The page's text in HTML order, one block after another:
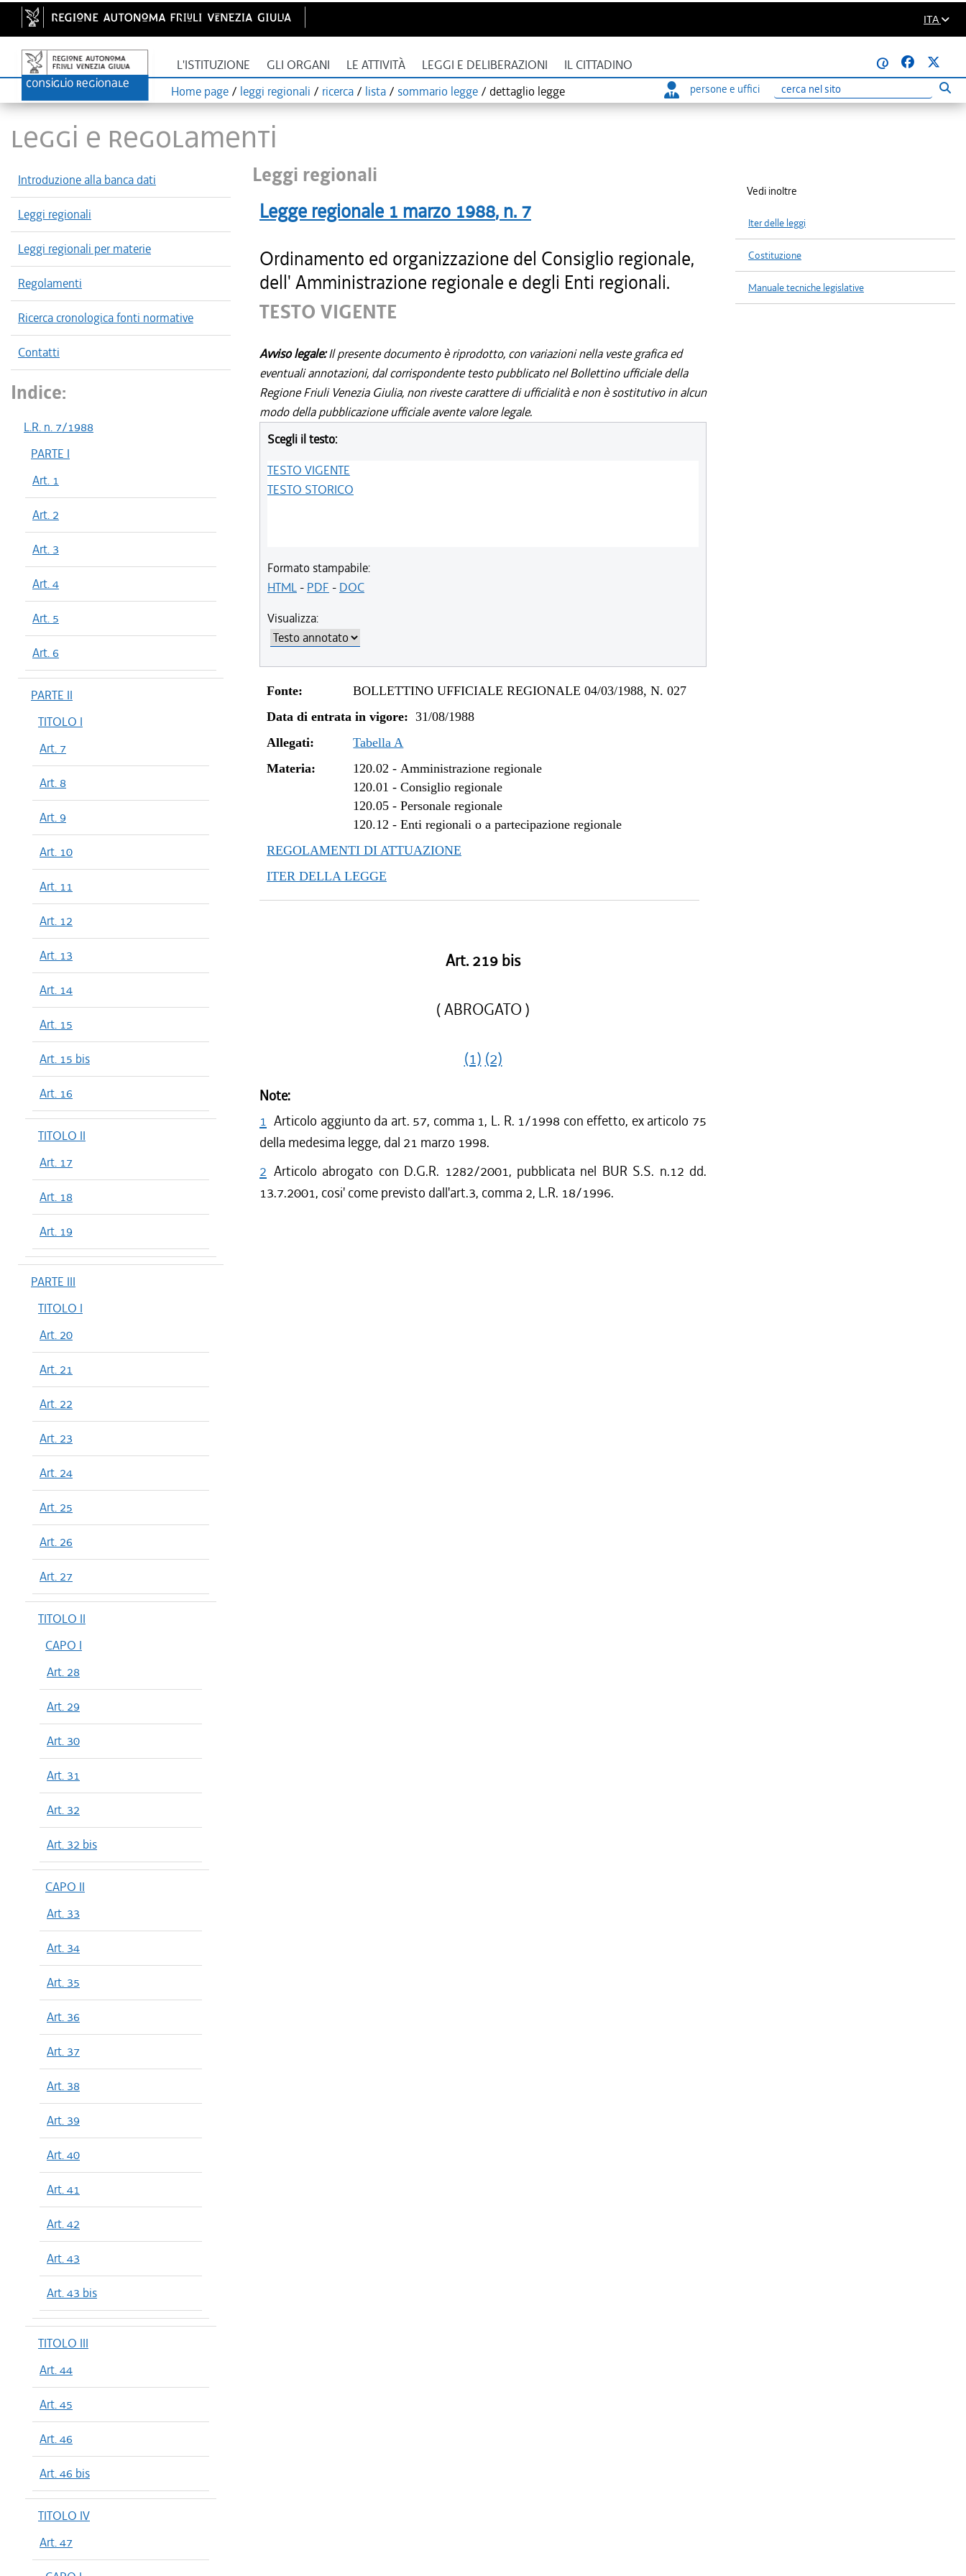
ITA
L'ISTITUZIONE GLI ORGANI LE ATTIVITÀ LEGGI E DELIBERAZIONI IL CITTADINO
@
Home page / leggi regionali / ricerca / lista / sommario legge / dettaglio legge persone e uffici
Ricerca
LEGGI E REGOLAMENTI
Introduzione alla banca dati
Leggi regionali
Leggi regionali per materie
Regolamenti
Ricerca cronologica fonti normative
Contatti
Indice:
L.R. n. 7/1988
PARTE I
Art. 1
Art. 2
Art. 3
Art. 4
Art. 5
Art. 6
PARTE II
TITOLO I
Art. 7
Art. 8
Art. 9
Art. 10
Art. 11
Art. 12
Art. 13
Art. 14
Art. 15
Art. 15 bis
Art. 16
TITOLO II
Art. 17
Art. 18
Art. 19
PARTE III
TITOLO I
Art. 20
Art. 21
Art. 22
Art. 23
Art. 24
Art. 25
Art. 26
Art. 27
TITOLO II
CAPO I
Art. 28
Art. 29
Art. 30
Art. 31
Art. 32
Art. 32 bis
CAPO II
Art. 33
Art. 34
Art. 35
Art. 36
Art. 37
Art. 38
Art. 39
Art. 40
Art. 41
Art. 42
Art. 43
Art. 43 bis
TITOLO III
Art. 44
Art. 45
Art. 46
Art. 46 bis
TITOLO IV
Art. 47
Leggi regionali
Legge regionale 1 marzo 1988, n. 7
Ordinamento ed organizzazione del Consiglio regionale,
dell' Amministrazione regionale e degli Enti regionali.
TESTO VIGENTE
Avviso legale:Il presente documento è riprodotto, con variazioni nella veste grafica ed
eventuali annotazioni, dal corrispondente testo pubblicato nel Bollettino ufficiale della
Regione Friuli Venezia Giulia, non riveste carattere di ufficialità e non è sostitutivo in alcun
modo della pubblicazione ufficiale avente valore legale.
Scegli il testo:
TESTO VIGENTE
TESTO STORICO
Formato stampabile:
HTML- PDF - DOC
Visualizza:
Fonte:
BOLLETTINO UFFICIALE REGIONALE 04/03/1988, N. 027
Data di entrata in vigore: 31/08/1988
Allegati:
Tabella A
Materia:
120.02 -Amministrazione regionale
120.01 -Consiglio regionale
120.05 -Personale regionale
120.12 -Enti regionali o a partecipazione regionale
REGOLAMENTI DI ATTUAZIONE
ITER DELLA LEGGE
Art. 219 bis
( ABROGATO )
(1) (2)
Note:
1 Articolo aggiunto da art. 57, comma 1, L. R. 1/1998 con effetto, ex articolo 75
della medesima legge, dal 21 marzo 1998.
2 Articolo abrogato con D.G.R. 1282/2001, pubblicata nel BUR S.S. n.12 dd.
13.7.2001, cosi' come previsto dall'art.3, comma 2, L.R. 18/1996.
Vedi inoltre
Iter delle leggi
Costituzione
Manuale tecniche legislative